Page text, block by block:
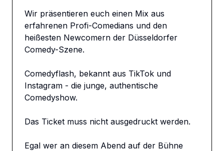
Wir präsentieren euch einen Mix aus
erfahrenen Profi-Comedians und den
heißesten Newcomern der Düsseldorfer
Comedy-Szene.
Comedyflash, bekannt aus TikTok und
Instagram - die junge, authentische
Comedyshow.
Das Ticket muss nicht ausgedruckt werden.
Egal wer an diesem Abend auf der Bühne